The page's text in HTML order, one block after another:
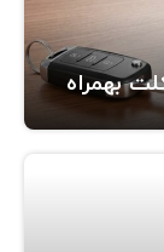
بهمراه